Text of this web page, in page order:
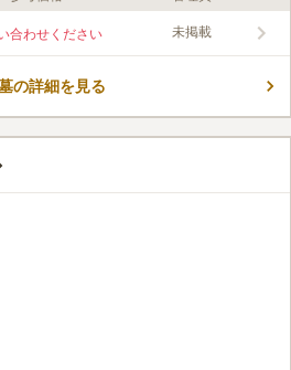
神社新道の霊園です。周囲を自然豊かな
方でも安心です。霊苑の入り口には見事な
ていません。
合わせください 未掲載
の詳細を見る